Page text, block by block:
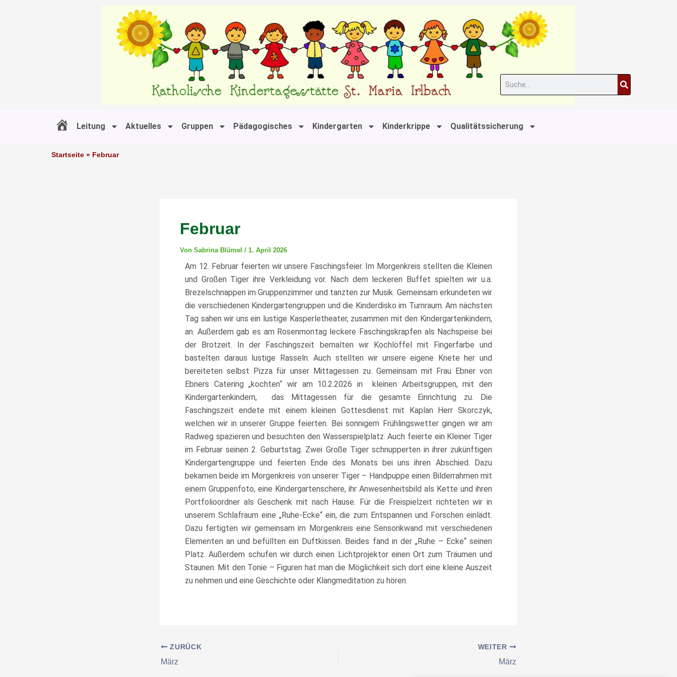
Suche
#11 (kein Titel)
Leitung Aktuelles Gruppen Pädagogisches Kindergarten Kinderkrippe Qualitätssicherung
Startseite » Februar
Februar
Von Sabrina Blümel / 1. April 2026
Am 12. Februar feierten wir unsere Faschingsfeier. Im Morgenkreis stellten die Kleinen
und Großen Tiger ihre Verkleidung vor. Nach dem leckeren Buffet spielten wir u.a.
Brezelschnappen im Gruppenzimmer und tanzten zur Musik. Gemeinsam erkundeten wir
die verschiedenen Kindergartengruppen und die Kinderdisko im Turnraum. Am nächsten
Tag sahen wir uns ein lustige Kasperletheater, zusammen mit den Kindergartenkindern,
an. Außerdem gab es am Rosenmontag leckere Faschingskrapfen als Nachspeise bei
der Brotzeit. In der Faschingszeit bemalten wirKochlöffel mit Fingerfarbe und
bastelten daraus lustige Rasseln. Auch stellten wir unsere eigene Knete her und
bereiteten selbst Pizza für unser Mittagessen zu. Gemeinsam mit Frau Ebner von
Ebners Catering „kochten“ wir am 10.2.2026 in kleinen Arbeitsgruppen, mit den
Kindergartenkindern, das Mittagessen für die gesamte Einrichtung zu. Die
Faschingszeit endete mit einem kleinen Gottesdienst mit Kaplan Herr Skorczyk,
welchen wir in unserer Gruppe feierten. Bei sonnigem Frühlingswetter gingen wir am
Radweg spazieren und besuchten den Wasserspielplatz. Auch feierte ein Kleiner Tiger
im Februar seinen 2. Geburtstag. Zwei Große Tiger schnupperten in ihrer zukünftigen
Kindergartengruppe und feierten Ende des Monats bei uns ihren Abschied. Dazu
bekamen beide im Morgenkreis von unserer Tiger – Handpuppe einen Bilderrahmen mit
einem Gruppenfoto, eine Kindergartenschere, ihr Anwesenheitsbild als Kette und ihren
Portfolioordner als Geschenk mit nach Hause. Für die Freispielzeit richteten wir in
unserem Schlafraum eine „Ruhe-Ecke“ ein, die zum Entspannen und Forschen einlädt.
Dazu fertigten wir gemeinsam im Morgenkreis eine Sensorikwand mit verschiedenen
Elementen an und befüllten ein Duftkissen. Beides fand in der „Ruhe – Ecke“ seinen
Platz. Außerdem schufen wir durch einen Lichtprojektor einen Ort zum Träumen und
Staunen. Mit den Tonie – Figuren hat man die Möglichkeit sich dort eine kleine Auszeit
zu nehmen und eine Geschichte oder Klangmeditation zu hören.
ZURÜCK
März
WEITER
März